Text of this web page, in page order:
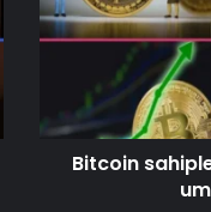
Bitcoin